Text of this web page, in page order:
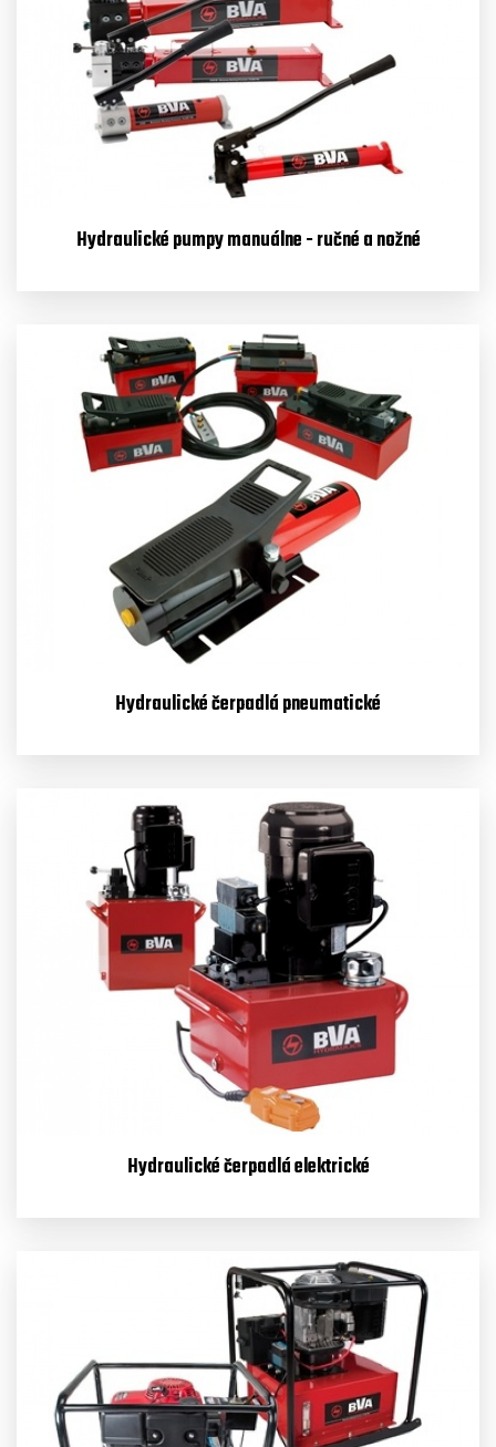
Hydraulické pumpy manuálne - ručné a nožné
Hydraulické čerpadlá pneumatické
Hydraulické čerpadlá elektrické